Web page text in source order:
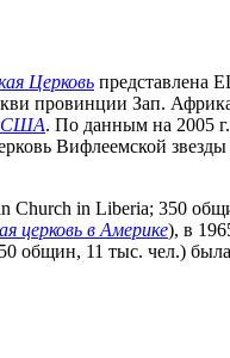
Церковь представлена
провинции Зап.
США. По данным на 2005
Вифлеемской звезды
in Liberia; 350
церковь в Америке), в
11 тыс. чел.) была